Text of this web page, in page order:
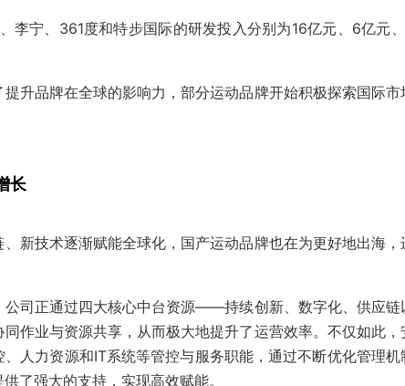
李宁、361度和特步国际的研发投入分别为16亿元、6亿元
升品牌在全球的影响力，部分运动品牌开始积极探索国际市
长
新技术逐渐赋能全球化，国产运动品牌也在为更好地出海，
公司正通过四大核心中台资源——持续创新、数字化、供应链
作业与资源共享，从而极大地提升了运营效率。不仅如此，
人力资源和IT系统等管控与服务职能，通过不断优化管理机
了强大的支持，实现高效赋能。